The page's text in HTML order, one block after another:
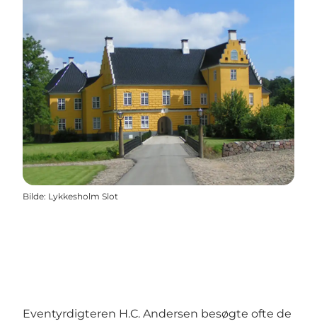
Bilde: Lykkesholm Slot
Eventyrdigteren H.C. Andersen besøgte ofte de